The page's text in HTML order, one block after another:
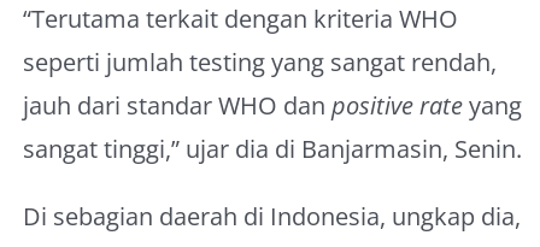
“Terutama terkait dengan kriteria WHO
seperti jumlah testing yang sangat rendah,
jauh dari standar WHO dan positive rateyang
sangat tinggi,” ujar dia di Banjarmasin, Senin.
Di sebagian daerah di Indonesia, ungkap dia,